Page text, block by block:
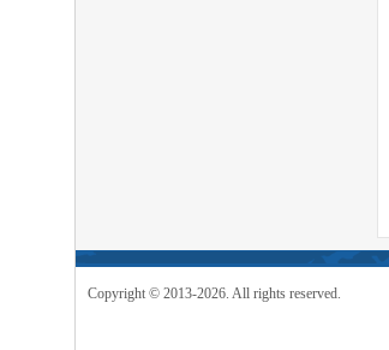
Copyright © 2013-2026. All rights reserved.